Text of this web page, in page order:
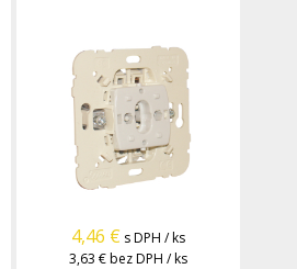
4,46 € s DPH / ks
3,63 €bez DPH / ks